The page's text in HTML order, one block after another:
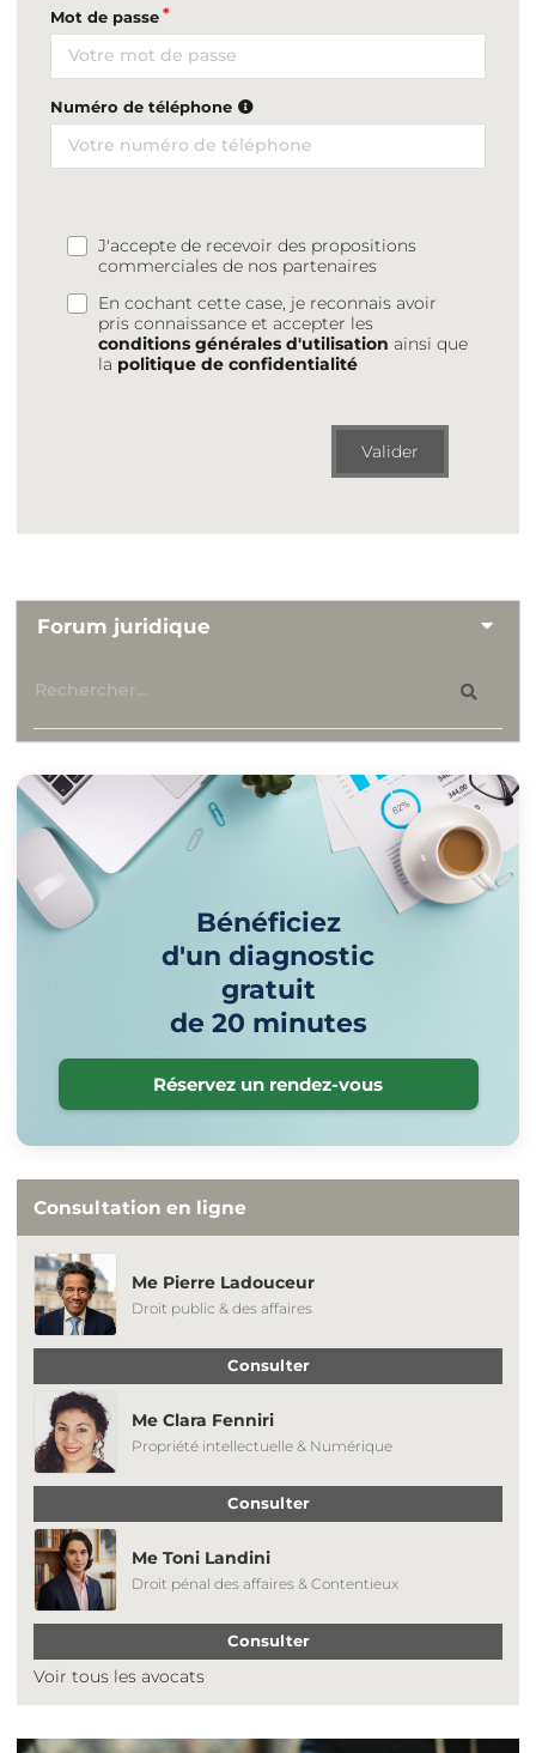
Mot de passe
Numéro de téléphone
J'accepte de recevoir des propositions
commerciales de nos partenaires
En cochant cette case, je reconnais avoir
pris connaissance et accepter les
conditions générales d'utilisation ainsi que
la politique de confidentialité
Valider
Forum juridique
Bénéficiez
d'un diagnostic
gratuit
de 20 minutes
Réservez un rendez-vous
Consultation en ligne
Me Pierre Ladouceur
Droit public & des affaires
Consulter
Me Clara Fenniri
Propriété intellectuelle & Numérique
Consulter
Me Toni Landini
Droit pénal des affaires & Contentieux
Consulter
Voir tous les avocats